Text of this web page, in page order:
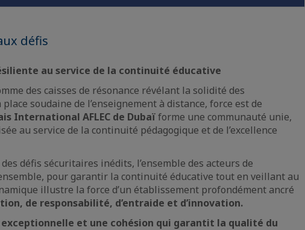
défis
au service de la continuité éducative
des caisses de résonance révélant la solidité des
soudaine de l’enseignement à distance, force est de
International AFLEC de Dubaïforme une communauté unie,
au service de la continuité pédagogique et de l’excellence
défis sécuritaires inédits, l’ensemble des acteurs de
pour garantir la continuité éducative tout en veillant au
illustre la force d’un établissement profondément ancré
de responsabilité, d’entraide et d’innovation.
et une cohésion qui garantit la qualité du